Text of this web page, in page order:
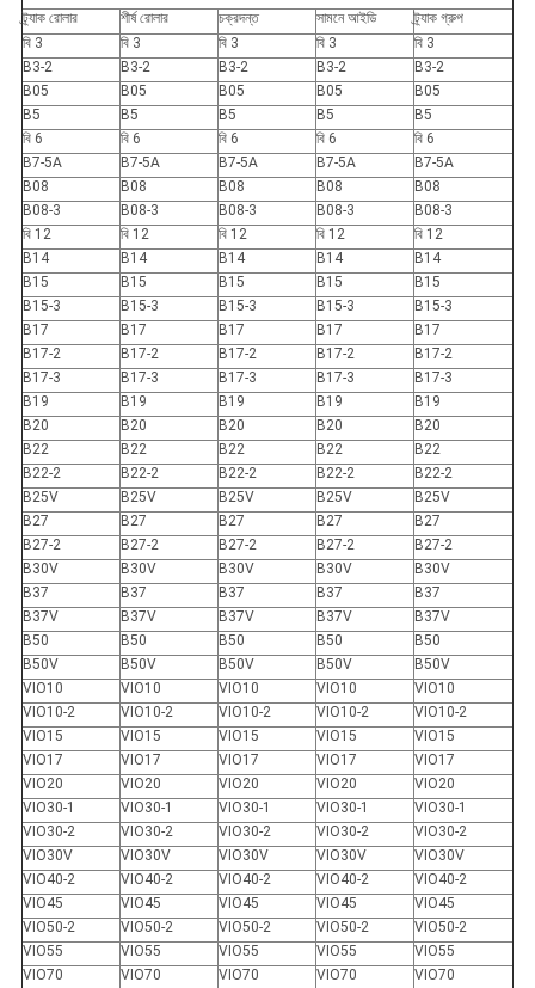
ট্র্যাক রোলার শীর্ষ রোলার চক্রদন্ত সামনে আইডি
ট্র্যাক গ্রুপ
বি 3
বি 3 বি 3 বি 3
বি 3
B3-2
B3-2 B3-2 B3-2
B3-2
B05
B05 B05 B05
B05
B5
B5 B5 B5
B5
বি 6
বি 6 বি 6 বি 6
বি 6
B7-5A
B7-5A B7-5A B7-5A
B7-5A
B08
B08 B08 B08
B08
B08-3
B08-3 B08-3 B08-3
B08-3
বি 12
বি 12 বি 12 বি 12
বি 12
B14
B14 B14 B14
B14
B15
B15 B15 B15
B15
B15-3
B15-3 B15-3 B15-3
B15-3
B17
B17 B17 B17
B17
B17-2
B17-2 B17-2 B17-2
B17-2
B17-3
B17-3 B17-3 B17-3
B17-3
B19
B19 B19 B19
B19
B20
B20 B20 B20
B20
B22
B22 B22 B22
B22
B22-2
B22-2 B22-2 B22-2
B22-2
B25V
B25V B25V B25V
B25V
B27
B27 B27 B27
B27
B27-2
B27-2 B27-2 B27-2
B27-2
B30V
B30V B30V B30V
B30V
B37
B37 B37 B37
B37
B37V
B37V B37V B37V
B37V
B50
B50 B50 B50
B50
B50V
B50V B50V B50V
B50V
VIO10
VIO10 VIO10 VIO10
VIO10
VIO10-2
VIO10-2 VIO10-2 VIO10-2
VIO10-2
VIO15
VIO15 VIO15 VIO15
VIO15
VIO17
VIO17 VIO17 VIO17
VIO17
VIO20
VIO20 VIO20 VIO20
VIO20
VIO30-1
VIO30-1 VIO30-1 VIO30-1
VIO30-1
VIO30-2
VIO30-2 VIO30-2 VIO30-2
VIO30-2
VIO30V
VIO30V VIO30V VIO30V
VIO30V
VIO40-2
VIO40-2 VIO40-2 VIO40-2
VIO40-2
VIO45
VIO45 VIO45 VIO45
VIO45
VIO50-2
VIO50-2 VIO50-2 VIO50-2
VIO50-2
VIO55
VIO55 VIO55 VIO55
VIO55
VIO70
VIO70 VIO70 VIO70
VIO70